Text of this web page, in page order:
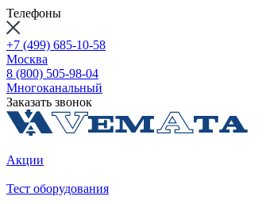
Телефоны
+7 (499) 685-10-58
Москва
8 (800) 505-98-04
Многоканальный
Заказать звонок
Акции
Тест оборудования